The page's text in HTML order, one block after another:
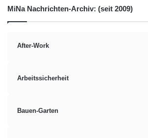
MiNa Nachrichten-Archiv: (seit 2009)
After-Work
Arbeitssicherheit
Bauen-Garten